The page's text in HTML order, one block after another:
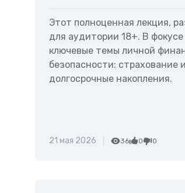
Этот полноценная лекция,
для аудитории 18+. В
ключевые темы личной
безопасности: страхование и
долгосрочные накопления.
21 мая 2026 36 0 0